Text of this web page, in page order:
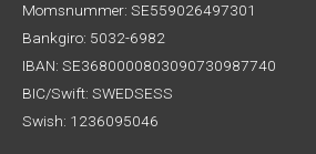
Momsnummer: SE559026497301
Bankgiro: 5032-6982
IBAN: SE3680000803090730987740
BIC/Swift: SWEDSESS
Swish: 1236095046